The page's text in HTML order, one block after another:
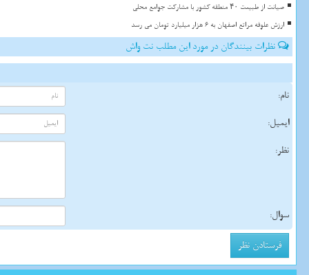
صیانت از طبیعت ۴۰ منطقه کشور با مشارکت جوامع محلی
ارزش علوفه مراتع اصفهان به 6 هزار میلیارد تومان می رسد
نظرات بینندگان در مورد این مطلب نت واش
نام:
ایمیل:
نظر:
سوال: